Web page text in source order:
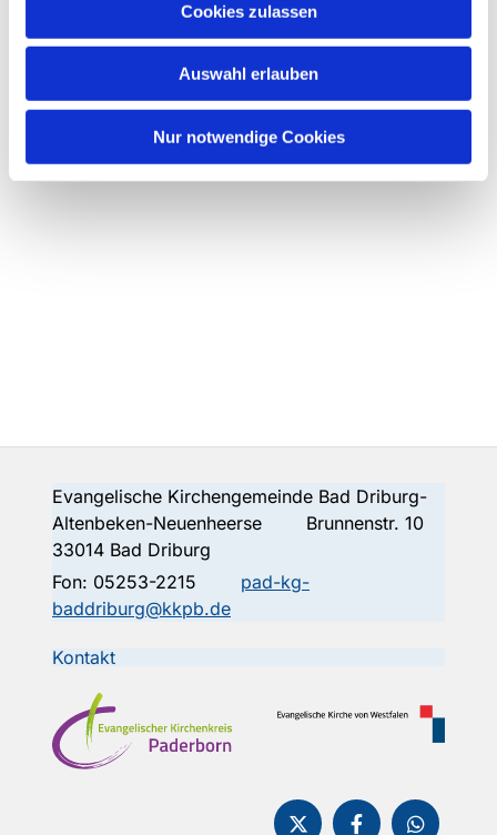
Cookies zulassen
Auswahl erlauben
Nur notwendige Cookies
Evangelische Kirchengemeinde Bad Driburg-
Altenbeken-Neuenheerse Brunnenstr. 10
33014 Bad Driburg
Fon: 05253-2215
pad-kg-
baddriburg@kkpb.de
Kontakt